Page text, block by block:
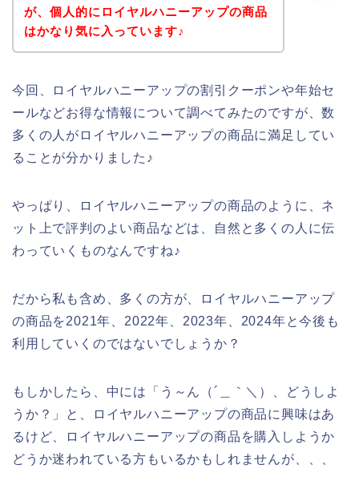
が、個人的にロイヤルハニーアップの商品
はかなり気に入っています♪
今回、ロイヤルハニーアップの割引クーポンや年始セ
ールなどお得な情報について調べてみたのですが、数
多くの人がロイヤルハニーアップの商品に満足してい
ることが分かりました♪
やっぱり、ロイヤルハニーアップの商品のように、ネ
ット上で評判のよい商品などは、自然と多くの人に伝
わっていくものなんですね♪
だから私も含め、多くの方が、ロイヤルハニーアップ
の商品を2021年、2022年、2023年、2024年と今後も
利用していくのではないでしょうか？
もしかしたら、中には「う～ん（´＿｀＼）、どうしよ
うか？」と、ロイヤルハニーアップの商品に興味はあ
るけど、ロイヤルハニーアップの商品を購入しようか
どうか迷われている方もいるかもしれませんが、、、